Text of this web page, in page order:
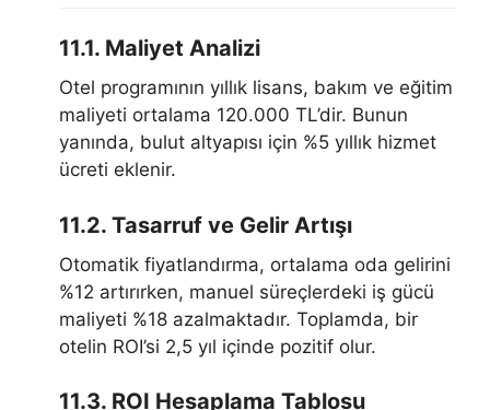
11.1. Maliyet Analizi
Otel programının yıllık lisans, bakım ve eğitim
maliyeti ortalama 120.000 TL’dir. Bunun
yanında, bulut altyapısı için %5 yıllık hizmet
ücreti eklenir.
11.2. Tasarruf ve Gelir Artışı
Otomatik fiyatlandırma, ortalama oda gelirini
%12 artırırken, manuel süreçlerdeki iş gücü
maliyeti %18 azalmaktadır. Toplamda, bir
otelin ROI’si 2,5 yıl içinde pozitif olur.
11.3. ROI Hesaplama Tablosu